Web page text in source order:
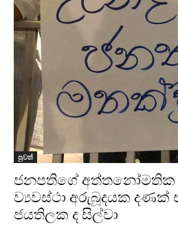
පුවත්
ජනපතිගේ අත්තනෝමතික
ව්‍යවස්ථා අරුබූදයක දණක්
ජයතිලක ද සිල්වා